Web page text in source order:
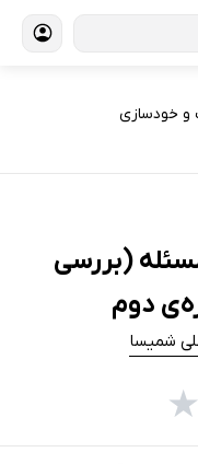
و خودسازی
(بررسی
دوم
شمیسا
★